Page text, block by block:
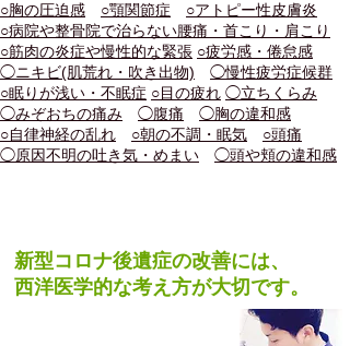
○胸の圧迫感
○顎関節症
○アトピー性皮膚炎
○病院や整骨院で治らない腰痛・首こり・肩こり
○筋肉の炎症や慢性的な緊張 ○疲労感・倦怠感
◯ニキビ(肌荒れ・吹き出物)
◯慢性疲労症候群
○眠りが浅い・不眠症 ○目の疲れ ◯立ちくらみ
​◯みぞおちの痛み
◯腹痛
◯胸の違和感
○自律神経の乱れ
○朝の不調・眠気
○頭痛
◯原因不明の吐き気・めまい
◯頭や頬の違和感
新型コロナ後遺症の改善には、
西洋医学的な考え方が大切です。